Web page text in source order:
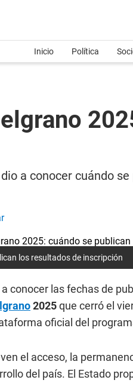
Inicio Política
a conocer cuándo
los resultados de inscripción
conocer las fechas de
2025que cerró el
oficial del
el acceso, la
del país. El Estado